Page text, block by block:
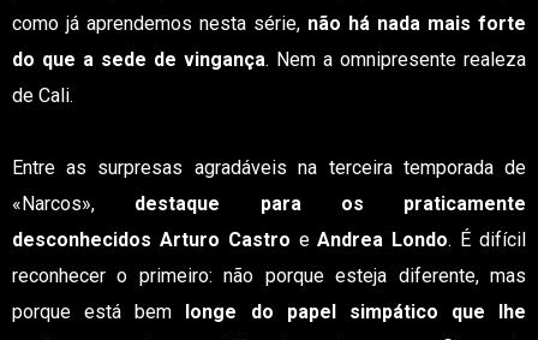
como já aprendemos nesta série, não há nada mais forte
do que a sede de vingança. Nem a omnipresente realeza
de Cali.
Entre as surpresas agradáveis na terceira temporada de
«Narcos», destaque para os praticamente
desconhecidos Arturo Castro eAndrea Londo. É difícil
reconhecer o primeiro: não porque esteja diferente, mas
porque está bem longe do papel simpático que lhe